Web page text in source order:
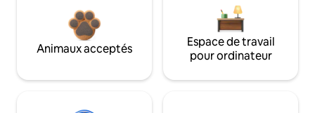
Animaux acceptés
Espace de travail
pour ordinateur